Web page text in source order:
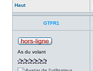
Haut
GTFR1
As du volant